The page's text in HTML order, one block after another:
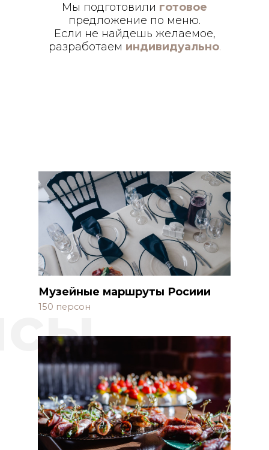
Мы подготовили готовое
предложение по меню.
Если не найдешь желаемое,
разработаем индивидуально.
Музейные маршруты Росиии
150 персон